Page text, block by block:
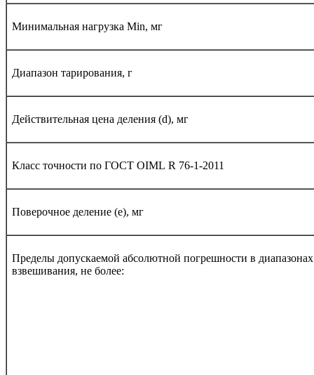
Минимальная нагрузка Мin, мг
Диапазон тарирования, г
Действительная цена деления (d), мг
Класс точности по ГОСТ OIML R 76-1-2011
Поверочное деление (е), мг
Пределы допускаемой абсолютной погрешности в диапазонах
взвешивания, не более: